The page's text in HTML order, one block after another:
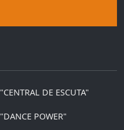
"CENTRAL DE ESCUTA"
"DANCE POWER"